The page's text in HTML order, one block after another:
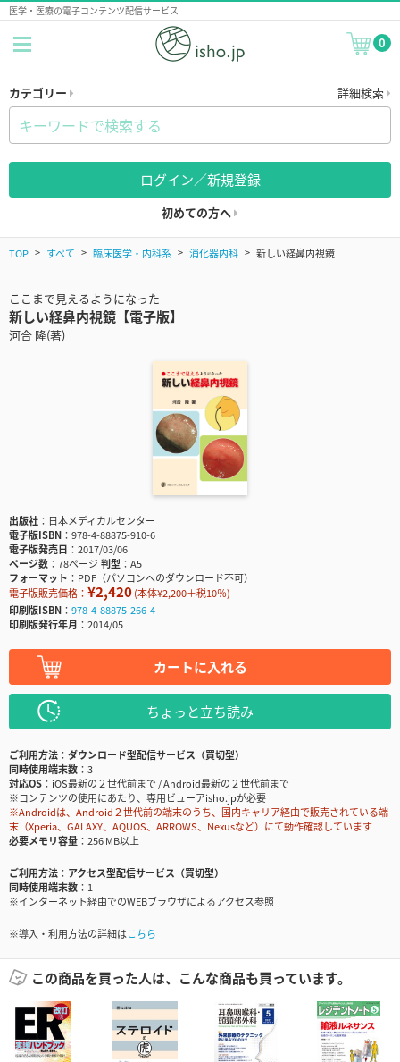
医学・医療の電子コンテンツ配信サービス
0
カテゴリー 詳細検索
ログイン／新規登録
初めての方へ
TOP すべて 臨床医学・内科系 消化器内科 新しい経鼻内視鏡
ここまで見えるようになった
新しい経鼻内視鏡【電子版】
河合 隆(著)
出版社
日本メディカルセンター
電子版ISBN
978-4-88875-910-6
電子版発売日
2017/03/06
ページ数
78ページ判型
A5
フォーマット
PDF（パソコンへのダウンロード不可）
電子版販売価格： ¥2,420(本体¥2,200＋税10％)
印刷版ISBN
978-4-88875-266-4
印刷版発行年月
2014/05
カートに入れる
ちょっと立ち読み
ご利用方法
ダウンロード型配信サービス（買切型）
同時使用端末数
3
対応OS
iOS最新の２世代前まで / Android最新の２世代前まで
※コンテンツの使用にあたり、専用ビューアisho.jpが必要
※Androidは、Android２世代前の端末のうち、国内キャリア経由で販売されている端
末（Xperia、GALAXY、AQUOS、ARROWS、Nexusなど）にて動作確認しています
必要メモリ容量
256 MB以上
ご利用方法
アクセス型配信サービス（買切型）
同時使用端末数
1
※インターネット経由でのWEBブラウザによるアクセス参照
※導入・利用方法の詳細はこちら
この商品を買った人は、こんな商品も買っています。